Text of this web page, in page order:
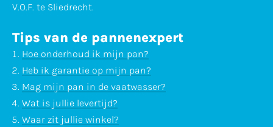
V.O.F. te Sliedrecht.
Tips van de pannenexpert
Hoe onderhoud ik mijn pan?
Heb ik garantie op mijn pan?
Mag mijn pan in de vaatwasser?
Wat is jullie levertijd?
Waar zit jullie winkel?